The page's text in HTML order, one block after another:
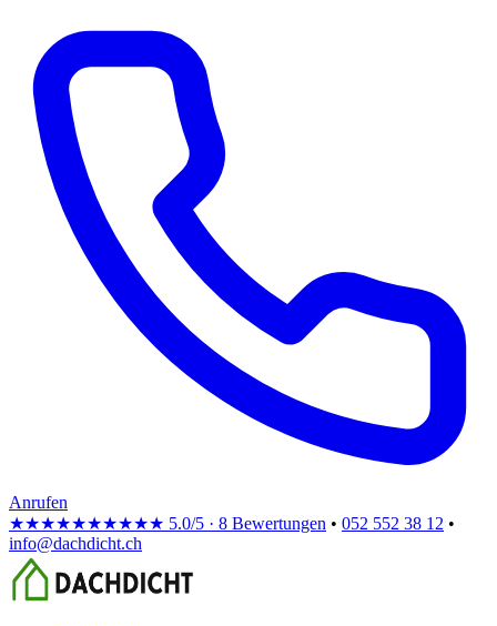
Anrufen
★★★★★★★★★★ 5.0/5 · 8 Bewertungen • 052 552 38 12 •
info@dachdicht.ch